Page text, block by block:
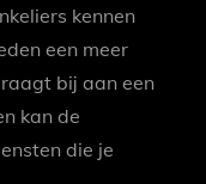
kennen
een meer
bij aan een
kan de
die je